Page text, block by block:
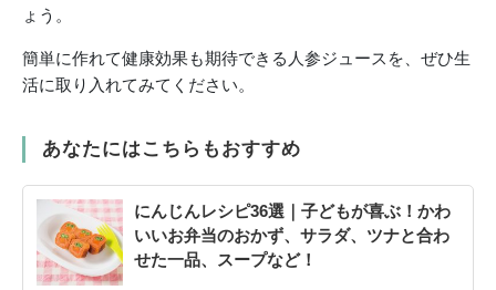
ょう。
簡単に作れて健康効果も期待できる人参ジュースを、ぜひ生
活に取り入れてみてください。
あなたにはこちらもおすすめ
にんじんレシピ36選｜子どもが喜ぶ！かわ
いいお弁当のおかず、サラダ、ツナと合わ
せた一品、スープなど！